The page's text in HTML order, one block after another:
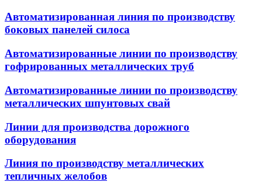
Автоматизированная линия по производству
боковых панелей силоса
Автоматизированные линии по производству
гофрированных металлических труб
Автоматизированные линии по производству
металлических шпунтовых свай
Линии для производства дорожного
оборудования
Линия по производству металлических
тепличных желобов